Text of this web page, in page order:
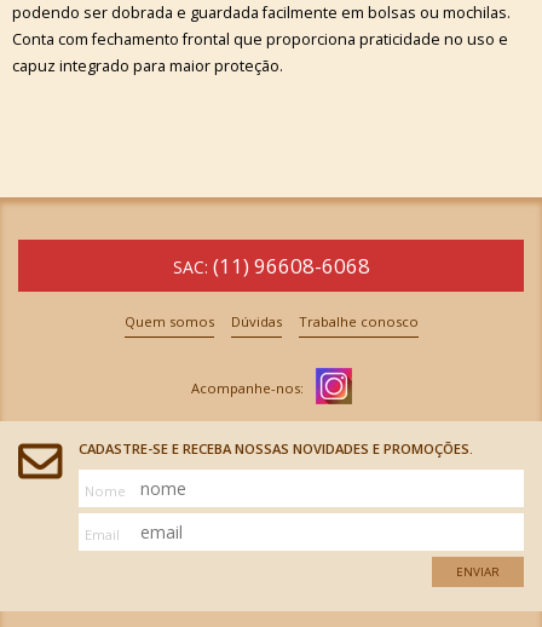
podendo ser dobrada e guardada facilmente em bolsas ou mochilas.
Conta com fechamento frontal que proporciona praticidade no uso e
capuz integrado para maior proteção.
SAC: (11) 96608-6068
Quem somos Dúvidas Trabalhe conosco
CADASTRE-SE E RECEBA NOSSAS NOVIDADES E PROMOÇÕES.
Nome
Email
ENVIAR